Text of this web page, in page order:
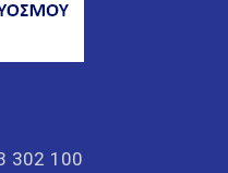
302 100